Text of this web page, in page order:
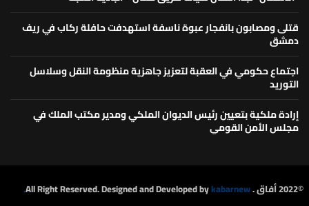
قتلى ومصابون بانفجار عبوة ناسفة استهدفت حافلة ركاب في ريف
دمشق
اجتماع حكومي في العقبة لتعزيز جاهزية منظومة النقل وسلاسل
التوريد
إرادة ملكية بتعيين رئيس الديوان الملكي ومدير مكتب الملك في
مجلس الأمن القومي
©2022 أفاق . All Right Reserved. Designed and Developed by kabarnew.